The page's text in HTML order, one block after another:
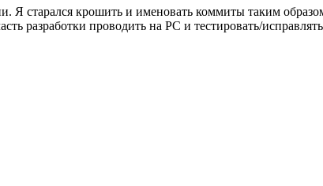
старался крошить и именовать коммиты таким
разработки проводить на PC и тестировать/